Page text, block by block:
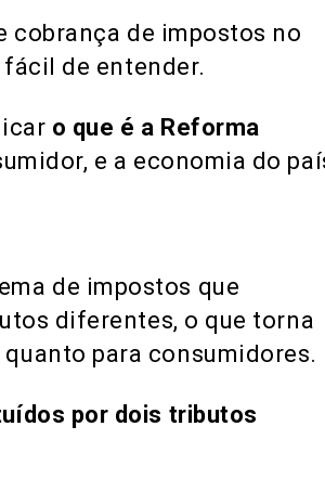
cobrança de impostos no
fácil de entender.
o que é a Reforma
e a economia do
de impostos que
diferentes, o que torna
para consumidores.
por dois tributos